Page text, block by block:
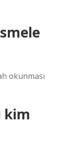
okunması
kim